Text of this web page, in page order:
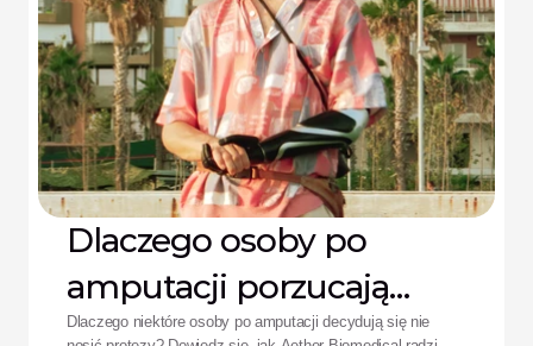
Dlaczego osoby po
amputacji porzucają
protezy: Rozwiązanie
Dlaczego niektóre osoby po amputacji decydują się nie